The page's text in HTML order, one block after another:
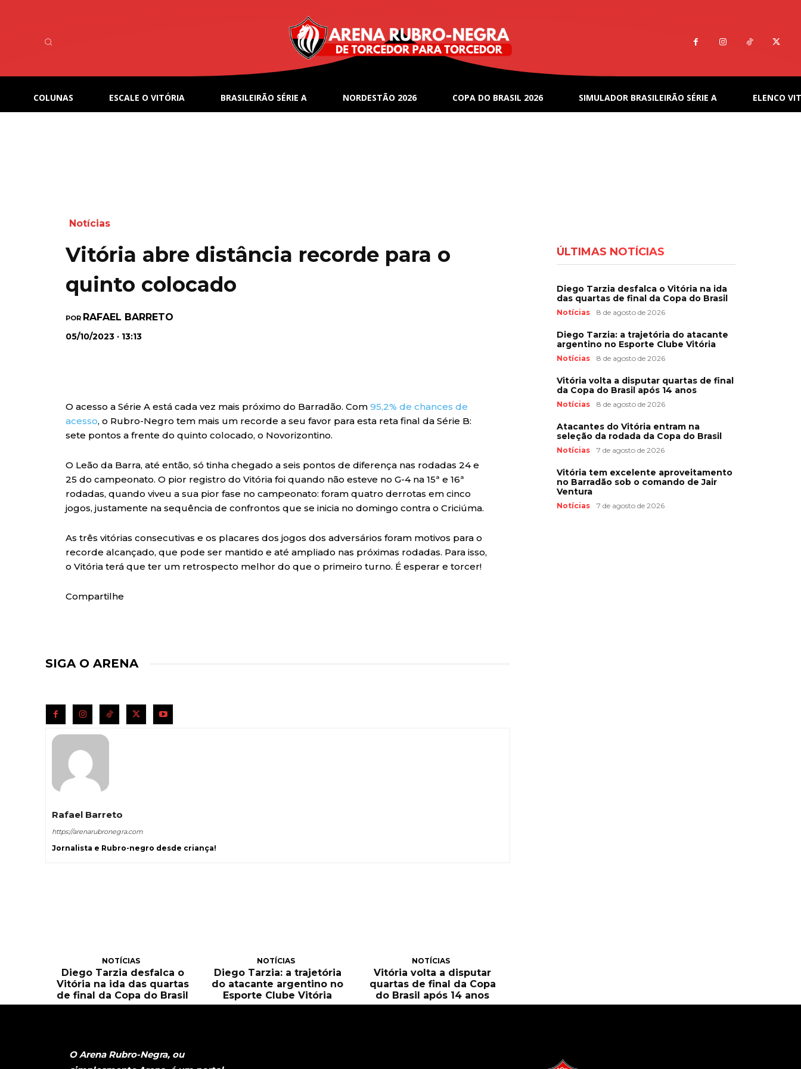
COLUNAS ESCALE O VITÓRIA BRASILEIRÃO SÉRIE A NORDESTÃO 2026 COPA DO BRASIL 2026 SIMULADOR BRASILEIRÃO SÉRIE A ELENCO
Notícias
Vitória abre distância recorde para o
quinto colocado
POR RAFAEL BARRETO
05/10/2023 · 13:13
O acesso a Série A está cada vez mais próximo do Barradão. Com 95,2% de chances de
acesso, o Rubro-Negro tem mais um recorde a seu favor para esta reta final da Série B:
sete pontos a frente do quinto colocado, o Novorizontino.
O Leão da Barra, até então, só tinha chegado a seis pontos de diferença nas rodadas 24 e
25 do campeonato. O pior registro do Vitória foi quando não esteve no G-4 na 15ª e 16ª
rodadas, quando viveu a sua pior fase no campeonato: foram quatro derrotas em cinco
jogos, justamente na sequência de confrontos que se inicia no domingo contra o Criciúma.
As três vitórias consecutivas e os placares dos jogos dos adversários foram motivos para o
recorde alcançado, que pode ser mantido e até ampliado nas próximas rodadas. Para isso,
o Vitória terá que ter um retrospecto melhor do que o primeiro turno. É esperar e torcer!
Compartilhe
SIGA O ARENA
Rafael Barreto
https://arenarubronegra.com
Jornalista e Rubro-negro desde criança!
NOTÍCIAS
Diego Tarzia desfalca o
Vitória na ida das quartas
de final da Copa do Brasil
NOTÍCIAS
Diego Tarzia: a trajetória
do atacante argentino no
Esporte Clube Vitória
NOTÍCIAS
Vitória volta a disputar
quartas de final da Copa
do Brasil após 14 anos
ÚLTIMAS NOTÍCIAS
Diego Tarzia desfalca o Vitória na ida
das quartas de final da Copa do Brasil
Notícias 8 de agosto de 2026
Diego Tarzia: a trajetória do atacante
argentino no Esporte Clube Vitória
Notícias 8 de agosto de 2026
Vitória volta a disputar quartas de final
da Copa do Brasil após 14 anos
Notícias 8 de agosto de 2026
Atacantes do Vitória entram na
seleção da rodada da Copa do Brasil
Notícias 7 de agosto de 2026
Vitória tem excelente aproveitamento
no Barradão sob o comando de Jair
Ventura
Notícias 7 de agosto de 2026
O Arena Rubro-Negra, ou